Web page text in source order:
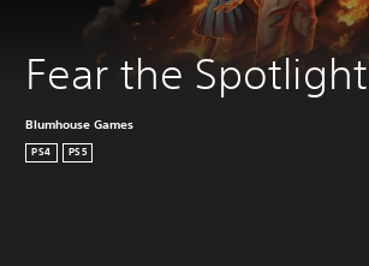
Fear the Spotlight
Blumhouse Games
PS4 PS5